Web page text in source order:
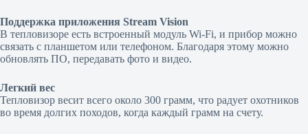
Поддержка приложения Stream Vision
В тепловизоре есть встроенный модуль Wi-Fi, и прибор можно
связать с планшетом или телефоном. Благодаря этому можно
обновлять ПО, передавать фото и видео.
Легкий вес
Тепловизор весит всего около 300 грамм, что радует охотников
во время долгих походов, когда каждый грамм на счету.